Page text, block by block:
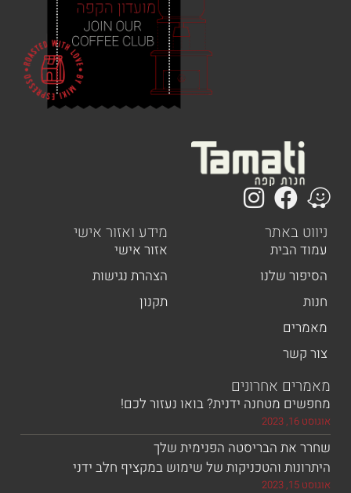
באתר
שלנו
מידע ואזור אישי
אזור אישי
הצהרת נגישות
אחרונים
מטחנה ידנית? בואו נעזור לכם!
הבריסטה הפנימית שלך
והטכניקות של שימוש במקציף חלב ידני